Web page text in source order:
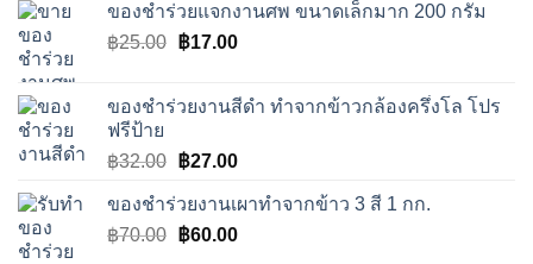
฿50.00.฿45.00.
ของชำร่วยแจกงานศพ ขนาดเล็กมาก 200 กรัม
฿25.00 Original
฿25.00.
฿17.00Current
is:
฿17.00.
ของชำร่วยงานสีดำ ทำจากข้าวกล้องครึ่งโล โปร
ฟรีป้าย
฿32.00 Original
was:
฿32.00.
฿27.00Current
is:
฿27.00.
ของชำร่วยงานเผาทำจากข้าว 3 สี 1 กก.
฿70.00 Original
฿60.00Current